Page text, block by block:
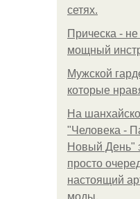
сетях.
Прическа -
мощный
Мужской
которые
На
"Человека -
Новый День"
просто
настоящий
моды.